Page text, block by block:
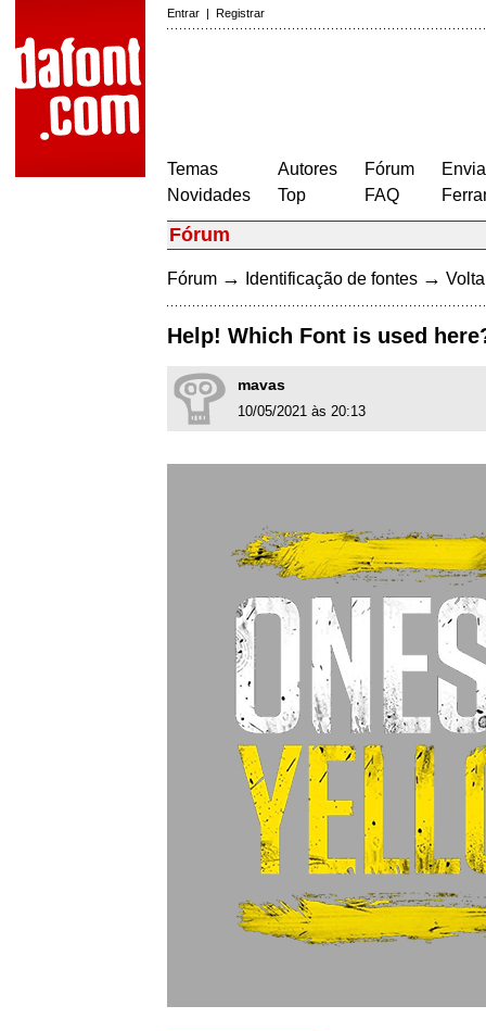
Entrar | Registrar
Temas
Novidades
Autores
Top
Fórum
FAQ
Fórum
Fórum → Identificação de fontes →
Help! Which Font is used
mavas
10/05/2021 às 20:13